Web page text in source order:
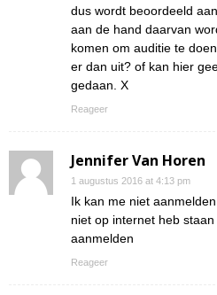
dus wordt beoordeeld
aan de hand daarvan
komen om auditie te
er dan uit? of kan hier
gedaan. X
Reageer
Jennifer Van Horen
1 augustus 2016 at 4:13 pm
Ik kan me niet
niet op internet heb
aanmelden
Reageer